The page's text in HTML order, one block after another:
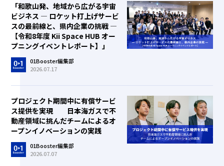
「和歌山発、地域から広がる宇宙
ビジネス ― ロケット打上げサービ
スの最前線と、県内企業の挑戦 ―
【令和8年度 Kii Space HUB オー
プニングイベントレポート】」
01Booster編集部
2026.07.17
プロジェクト期間中に有償サービ
ス提供を実現 日本海ガスで不
動産領域に挑んだチームによるオ
ープンイノベーションの実践
01Booster編集部
2026.07.07